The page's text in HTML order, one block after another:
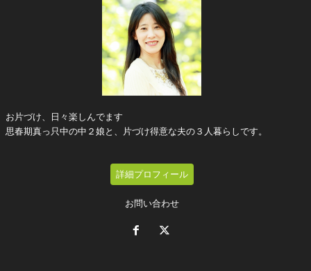
お片づけ、日々楽しんでます
思春期真っ只中の中２娘と、片づけ得意な夫の３人暮らしです。
詳細プロフィール
お問い合わせ